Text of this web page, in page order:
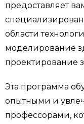
предоставляет
области
моделирование
проектирование
Эта программа
опытными и
профессорами,